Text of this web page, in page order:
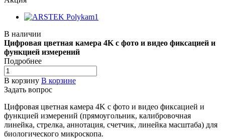
В наличии
Цифровая цветная камера 4K с фото и видео фиксацией и
функцией измерений
Подробнее
В корзину В корзине
Задать вопрос
Цифровая цветная камера 4K с фото и видео фиксацией и
функцией измерений (прямоугольник, калибровочная
линейка, стрелка, аннотация, счетчик, линейка масштаба) для
биологического микроскопа.